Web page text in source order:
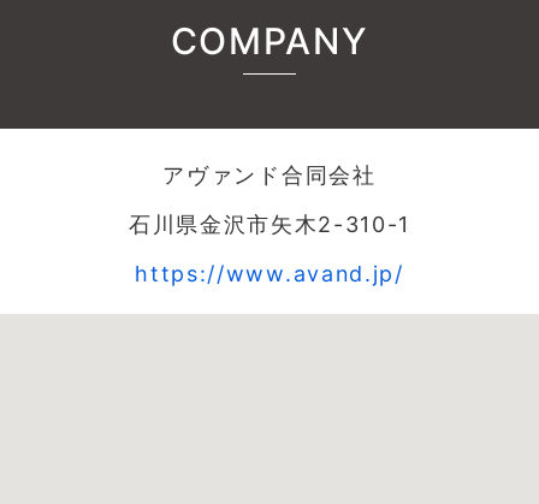
COMPANY
アヴァンド合同会社
石川県金沢市矢木2-310-1
https://www.avand.jp/